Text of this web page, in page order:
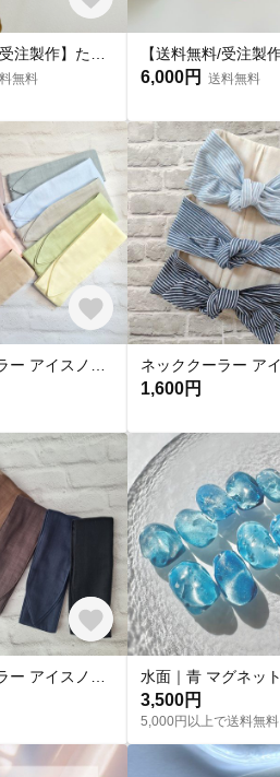
無料 6,000円 送料無料
1,600円
3,500円
5,000円以上で送料無料